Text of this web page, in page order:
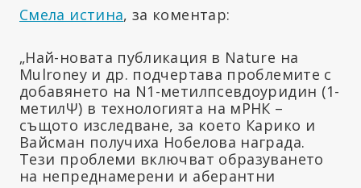
Смела истина, за коментар:
„Най-новата публикация в Nature на
Mulroney и др. подчертава проблемите с
добавянето на N1-метилпсевдоуридин (1-
метилΨ) в технологията на мРНК –
същото изследване, за което Карико и
Вайсман получиха Нобелова награда.
Тези проблеми включват образуването
на непреднамерени и аберантни